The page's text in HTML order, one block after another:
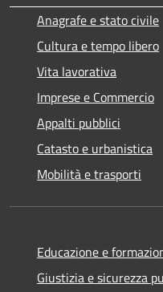
Anagrafe e stato civile
Cultura e tempo libero
Vita lavorativa
Imprese e Commercio
Appalti pubblici
Catasto e urbanistica
Mobilità e trasporti
Educazione e
Giustizia e sicurezza